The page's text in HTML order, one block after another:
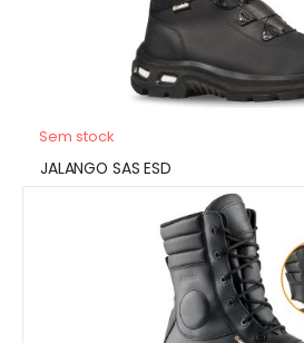
Sem stock
JALANGO SAS ESD